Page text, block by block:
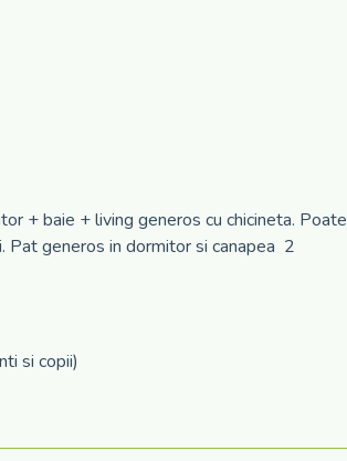
+ baie + living generos cu chicineta. Poate
Pat generos in dormitor si canapea 2
si copii)